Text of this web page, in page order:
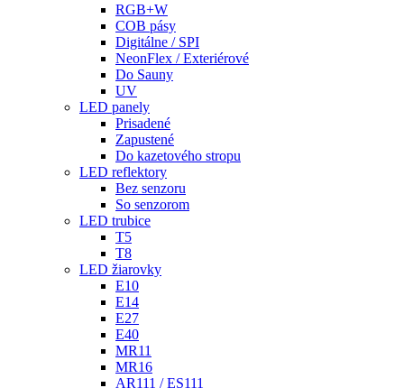
RGB+W
COB pásy
Digitálne / SPI
NeonFlex / Exteriérové
Do Sauny
UV
LED panely
Prisadené
Zapustené
Do kazetového stropu
LED reflektory
Bez senzoru
So senzorom
LED trubice
T5
T8
LED žiarovky
E10
E14
E27
E40
MR11
MR16
AR111 / ES111